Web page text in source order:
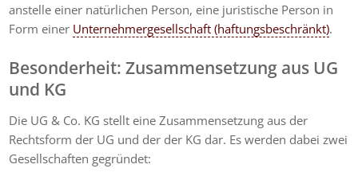
anstelle einer natürlichen Person, eine juristische Person in
Form einer Unternehmergesellschaft (haftungsbeschränkt).
Besonderheit: Zusammensetzung aus UG
und KG
Die UG & Co. KG stellt eine Zusammensetzung aus der
Rechtsform der UG und der der KG dar. Es werden dabei zwei
Gesellschaften gegründet: